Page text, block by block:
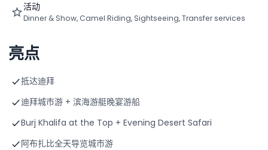
活动
Dinner & Show, Camel Riding, Sightseeing, Transfer services
亮点
抵达迪拜
迪拜城市游 + 滨海游艇晚宴游船
Burj Khalifa at the Top + Evening Desert Safari
阿布扎比全天导览城市游